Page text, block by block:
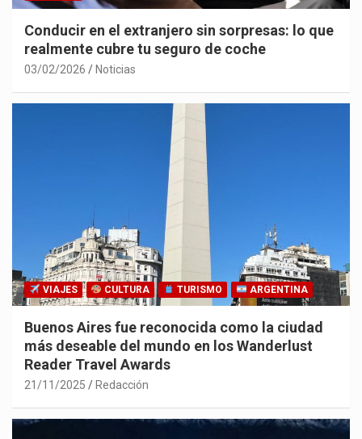
Conducir en el extranjero sin sorpresas: lo que
realmente cubre tu seguro de coche
03/02/2026 Noticias
VIAJES CULTURA TURISMO ARGENTINA
Buenos Aires fue reconocida como la ciudad
más deseable del mundo en los Wanderlust
Reader Travel Awards
21/11/2025 Redacción